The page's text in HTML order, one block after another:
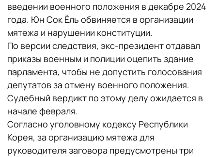
введении военного положения в декабре 2024
года. Юн Сок Ёль обвиняется в организации
мятежа и нарушении конституции.
По версии следствия, экс-президент отдавал
приказы военным и полиции оцепить здание
парламента, чтобы не допустить голосования
депутатов за отмену военного положения.
Судебный вердикт по этому делу ожидается в
начале февраля.
Согласно уголовному кодексу Республики
Корея, за организацию мятежа для
руководителя заговора предусмотрены три